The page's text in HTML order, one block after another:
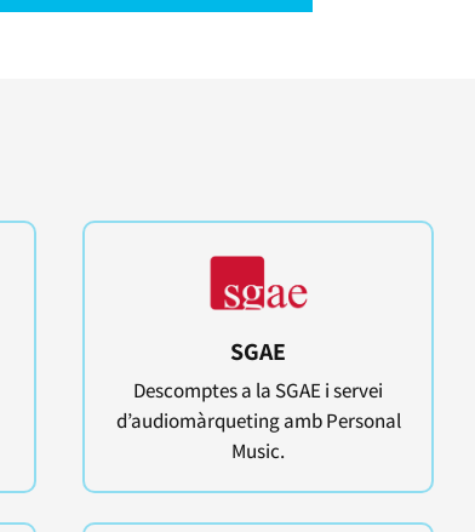
SGAE
Descomptes a la SGAE i servei
d’audiomàrqueting amb Personal
Music.